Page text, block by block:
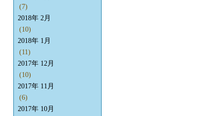
(7)
2018年 2月
(10)
2018年 1月
(11)
2017年 12月
(10)
2017年 11月
(6)
2017年 10月